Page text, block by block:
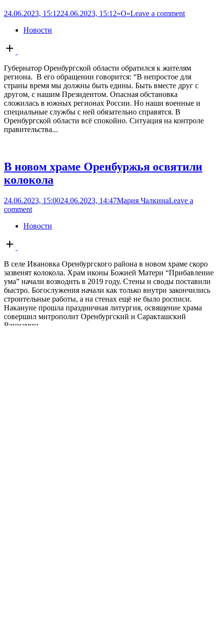
24.06.2023, 15:1224.06.2023, 15:12«О»Leave a comment
Новости
Open
post
Губернатор Оренбургской области обратился к жителям
региона. В его обращении говорится: “В непростое для
страны время мы должны быть едины. Быть вместе друг с
другом, с нашим Президентом. Опасная обстановка
сложилась в южных регионах России. Но наши военные и
специальные службы с ней обязательно справятся. В
Оренбургской области всё спокойно. Ситуация на контроле
правительства...
В новом храме Оренбуржья освятили
колокола
24.06.2023, 15:0024.06.2023, 14:47Мария ЧалкинаLeave a
comment
Новости
Open
post
В селе Ивановка Оренбургского района в новом храме скоро
зазвенят колокола. Храм иконы Божией Матери “Прибавление
ума” начали возводить в 2019 году. Стены и своды поставили
быстро. Богослужения начали как только внутри закончились
строительные работы, а на стенах ещё не было росписи.
Накануне прошла праздничная литургия, освящение храма
совершил митрополит Оренбургский и Саракташский
Вениамин....